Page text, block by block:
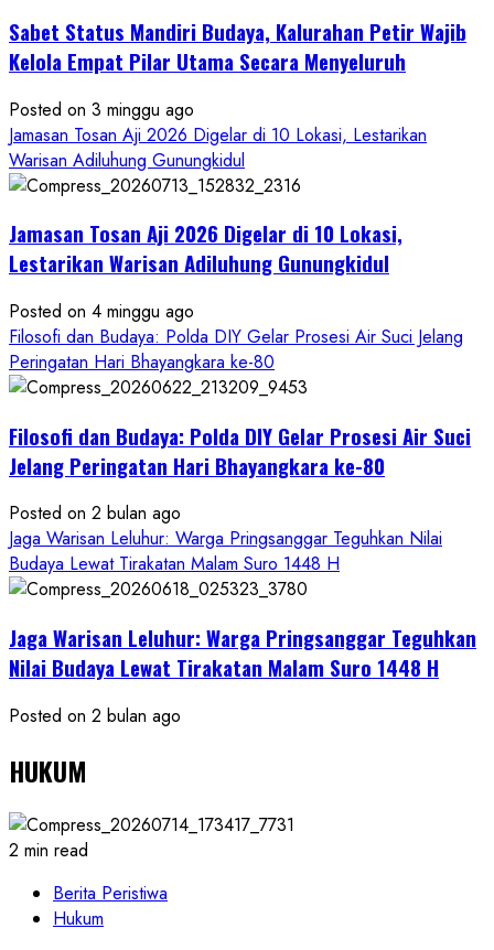
Nasional,
Ruwatan
Petilasan
Sendangwangi
Mohon
Restu
Hayuning
Bawono
Sabet Status Mandiri Budaya, Kalurahan Petir Wajib
Kelola Empat Pilar Utama Secara Menyeluruh
Posted on 3 minggu ago
Jamasan Tosan Aji 2026 Digelar di 10 Lokasi, Lestarikan
Warisan Adiluhung Gunungkidul
Jamasan Tosan Aji 2026 Digelar di 10 Lokasi,
Lestarikan Warisan Adiluhung Gunungkidul
Posted on 4 minggu ago
Filosofi dan Budaya: Polda DIY Gelar Prosesi Air Suci Jelang
Peringatan Hari Bhayangkara ke-80
Filosofi dan Budaya: Polda DIY Gelar Prosesi Air Suci
Jelang Peringatan Hari Bhayangkara ke-80
Posted on 2 bulan ago
Jaga Warisan Leluhur: Warga Pringsanggar Teguhkan Nilai
Budaya Lewat Tirakatan Malam Suro 1448 H
Jaga Warisan Leluhur: Warga Pringsanggar Teguhkan
Nilai Budaya Lewat Tirakatan Malam Suro 1448 H
Posted on 2 bulan ago
HUKUM
2 min read
Berita Peristiwa
Hukum